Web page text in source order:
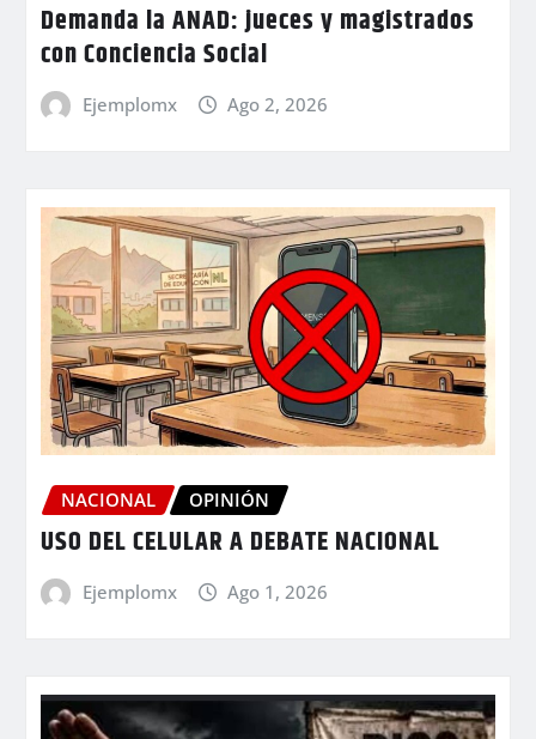
Demanda la ANAD: jueces y magistrados
con Conciencia Social
Ejemplomx Ago 2, 2026
NACIONAL OPINIÓN
USO DEL CELULAR A DEBATE NACIONAL
Ejemplomx Ago 1, 2026